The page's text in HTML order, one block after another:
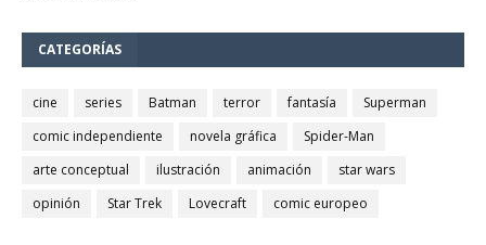
CATEGORÍAS
cine series Batman terror fantasía
Superman
comic independiente
novela gráfica
Spider-Man
arte conceptual
ilustración animación
star wars
opinión
Star Trek Lovecraft comic europeo